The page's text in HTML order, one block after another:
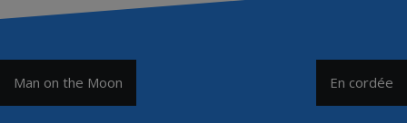
Navigation
de
Man on the Moon En cordée